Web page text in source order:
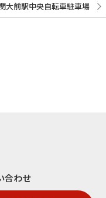
大前駅中央自転車駐車場
合わせ